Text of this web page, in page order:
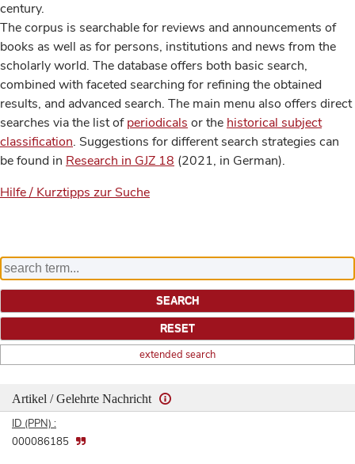
century.
The corpus is searchable for reviews and announcements of
books as well as for persons, institutions and news from the
scholarly world. The database offers both basic search,
combined with faceted searching for refining the obtained
results, and advanced search. The main menu also offers direct
searches via the list ofperiodicals or the historical subject
classification. Suggestions for different search strategies can
be found in Research in GJZ 18 (2021, in German).
Hilfe / Kurztipps zur Suche
extended search
Artikel / Gelehrte Nachricht
ID (PPN) :
000086185